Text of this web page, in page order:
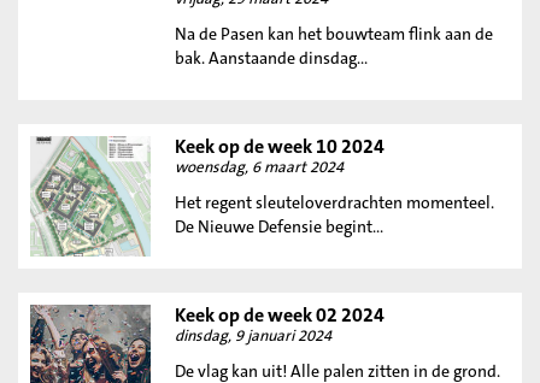
Na de Pasen kan het bouwteam flink aan de
bak. Aanstaande dinsdag...
Keek op de week 10 2024
woensdag, 6 maart 2024
Het regent sleuteloverdrachten momenteel.
De Nieuwe Defensie begint...
Keek op de week 02 2024
dinsdag, 9 januari 2024
De vlag kan uit! Alle palen zitten in de grond.